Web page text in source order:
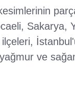
Sakarya,
ilçeleri,
ve